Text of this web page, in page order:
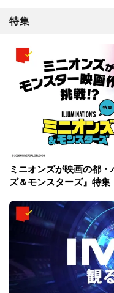
特集
ミニオンズが映画の都
ズ＆モンスターズ』特集